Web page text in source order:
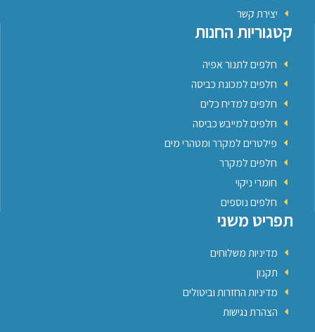
יצירת קשר
קטגוריות החנות
חלפים לתנור אפיה
חלפים למכונת כביסה
חלפים למדיח כלים
חלפים למייבש כביסה
פילטרים למקרר ומטהרי מים
חלפים למקרר
חומרי ניקוי
חלפים נוספים
תפריט משני
מדיניות משלוחים
תקנון
מדיניות החזרות וביטולים
הצהרת נגישות